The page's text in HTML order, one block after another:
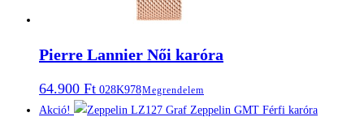
Pierre Lannier Női karóra
64.900 Ft 028K978Megrendelem
Akció!